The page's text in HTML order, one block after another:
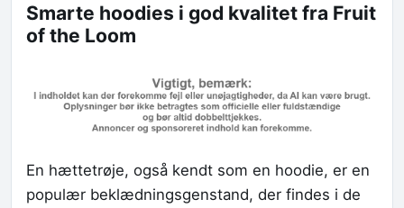
Smarte hoodies i god kvalitet fra Fruit
of the Loom
En hættetrøje, også kendt som en hoodie, er en
populær beklædningsgenstand, der findes i de